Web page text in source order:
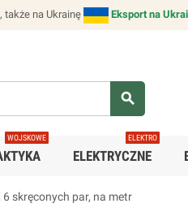
także na Ukrainę Eksport na
search
WOJSKOWE
ELEKTRYCZNE
ELEKTRO
skręconych par, na metr